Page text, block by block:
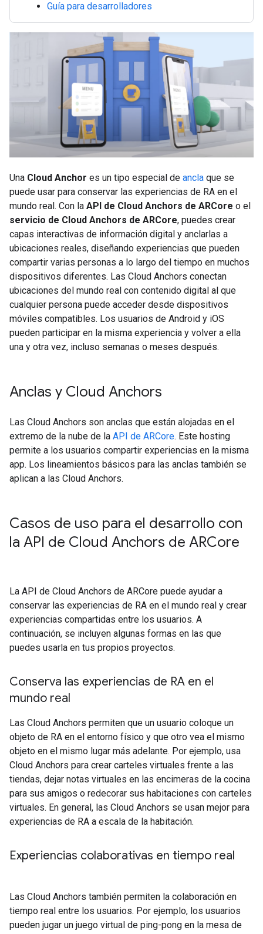
Guía para desarrolladores
Una Cloud Anchor es un tipo especial de ancla que se
puede usar para conservar las experiencias de RA en el
mundo real. Con la API de Cloud Anchors de ARCore o el
servicio de Cloud Anchors de ARCore, puedes crear
capas interactivas de información digital y anclarlas a
ubicaciones reales, diseñando experiencias que pueden
compartir varias personas a lo largo del tiempo en muchos
dispositivos diferentes. Las Cloud Anchors conectan
ubicaciones del mundo real con contenido digital al que
cualquier persona puede acceder desde dispositivos
móviles compatibles. Los usuarios de Android y iOS
pueden participar en la misma experiencia y volver a ella
una y otra vez, incluso semanas o meses después.
Anclas y Cloud Anchors
Las Cloud Anchors son anclas que están alojadas en el
extremo de la nube de la API de ARCore. Este hosting
permite a los usuarios compartir experiencias en la misma
app. Los lineamientos básicos para las anclas también se
aplican a las Cloud Anchors.
Casos de uso para el desarrollo con
la API de Cloud Anchors de ARCore
La API de Cloud Anchors de ARCore puede ayudar a
conservar las experiencias de RA en el mundo real y crear
experiencias compartidas entre los usuarios. A
continuación, se incluyen algunas formas en las que
puedes usarla en tus propios proyectos.
Conserva las experiencias de RA en el
mundo real
Las Cloud Anchors permiten que un usuario coloque un
objeto de RA en el entorno físico y que otro vea el mismo
objeto en el mismo lugar más adelante. Por ejemplo, usa
Cloud Anchors para crear carteles virtuales frente a las
tiendas, dejar notas virtuales en las encimeras de la cocina
para sus amigos o redecorar sus habitaciones con carteles
virtuales. En general, las Cloud Anchors se usan mejor para
experiencias de RA a escala de la habitación.
Experiencias colaborativas en tiempo real
Las Cloud Anchors también permiten la colaboración en
tiempo real entre los usuarios. Por ejemplo, los usuarios
pueden jugar un juego virtual de ping-pong en la mesa de